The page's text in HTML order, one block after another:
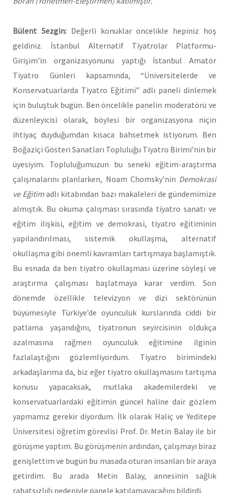
Bülent Sezgin: Değerli konuklar öncelikle hepiniz hoş
geldiniz. İstanbul Alternatif Tiyatrolar Platformu-
Girişim’in organizasyonunu yaptığı İstanbul Amatör
Tiyatro Günleri kapsamında, “Üniversitelerde ve
Konservatuarlarda Tiyatro Eğitimi” adlı paneli dinlemek
için buluştuk bugün. Ben öncelikle panelin moderatörü ve
düzenleyicisi olarak, böylesi bir organizasyona niçin
ihtiyaç duyduğumdan kısaca bahsetmek istiyorum. Ben
Boğaziçi Gösteri Sanatları Topluluğu Tiyatro Birimi’nin bir
üyesiyim. Topluluğumuzun bu seneki eğitim-araştırma
çalışmalarını planlarken, Noam Chomsky’nin Demokrasi
ve Eğitimadlı kitabından bazı makaleleri de gündemimize
almıştık. Bu okuma çalışması sırasında tiyatro sanatı ve
eğitim ilişkisi, eğitim ve demokrasi, tiyatro eğitiminin
yapılandırılması, sistemik okullaşma, alternatif
okullaşma gibi önemli kavramları tartışmaya başlamıştık.
Bu esnada da ben tiyatro okullaşması üzerine söyleşi ve
araştırma çalışması başlatmaya karar verdim. Son
dönemde özellikle televizyon ve dizi sektörünün
büyümesiyle Türkiye’de oyunculuk kurslarında ciddi bir
patlama yaşandığını, tiyatronun seyircisinin oldukça
azalmasına rağmen oyunculuk eğitimine ilginin
fazlalaştığını gözlemliyordum. Tiyatro birimindeki
arkadaşlarıma da, biz eğer tiyatro okullaşmasını tartışma
konusu yapacaksak, mutlaka akademilerdeki ve
konservatuarlardaki eğitimin güncel haline dair gözlem
yapmamız gerekir diyordum. İlk olarak Haliç ve Yeditepe
Üniversitesi öğretim görevlisi Prof. Dr. Metin Balay ile bir
görüşme yaptım. Bu görüşmenin ardından, çalışmayı biraz
genişlettim ve bugün bu masada oturan insanları bir araya
getirdim. Bu arada Metin Balay, annesinin sağlık
rahatsızlığı nedeniyle panele katılamayacağını bildirdi.